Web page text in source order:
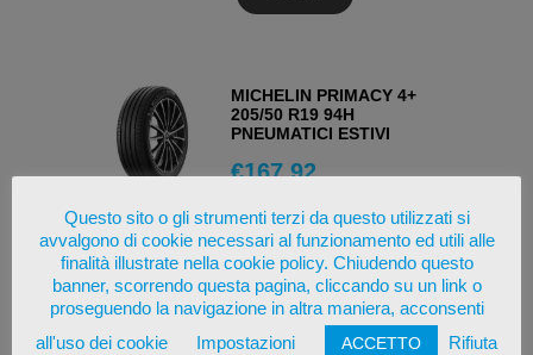
MICHELIN PRIMACY 4+
205/50 R19 94H
PNEUMATICI ESTIVI
€167,92
AGGIUNGI AL
CARRELLO
OSSERVA
Questo sito o gli strumenti terzi da questo utilizzati si
avvalgono di cookie necessari al funzionamento ed utili alle
finalità illustrate nella cookie policy. Chiudendo questo
banner, scorrendo questa pagina, cliccando su un link o
proseguendo la navigazione in altra maniera, acconsenti
all'uso dei cookie
Impostazioni ACCETTO Rifiuta